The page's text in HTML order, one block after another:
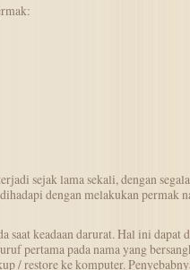
sejak lama sekali, dengan segala
dengan melakukan permak
saat keadaan darurat. Hal ini dapat
pertama pada nama yang
/ restore ke komputer.